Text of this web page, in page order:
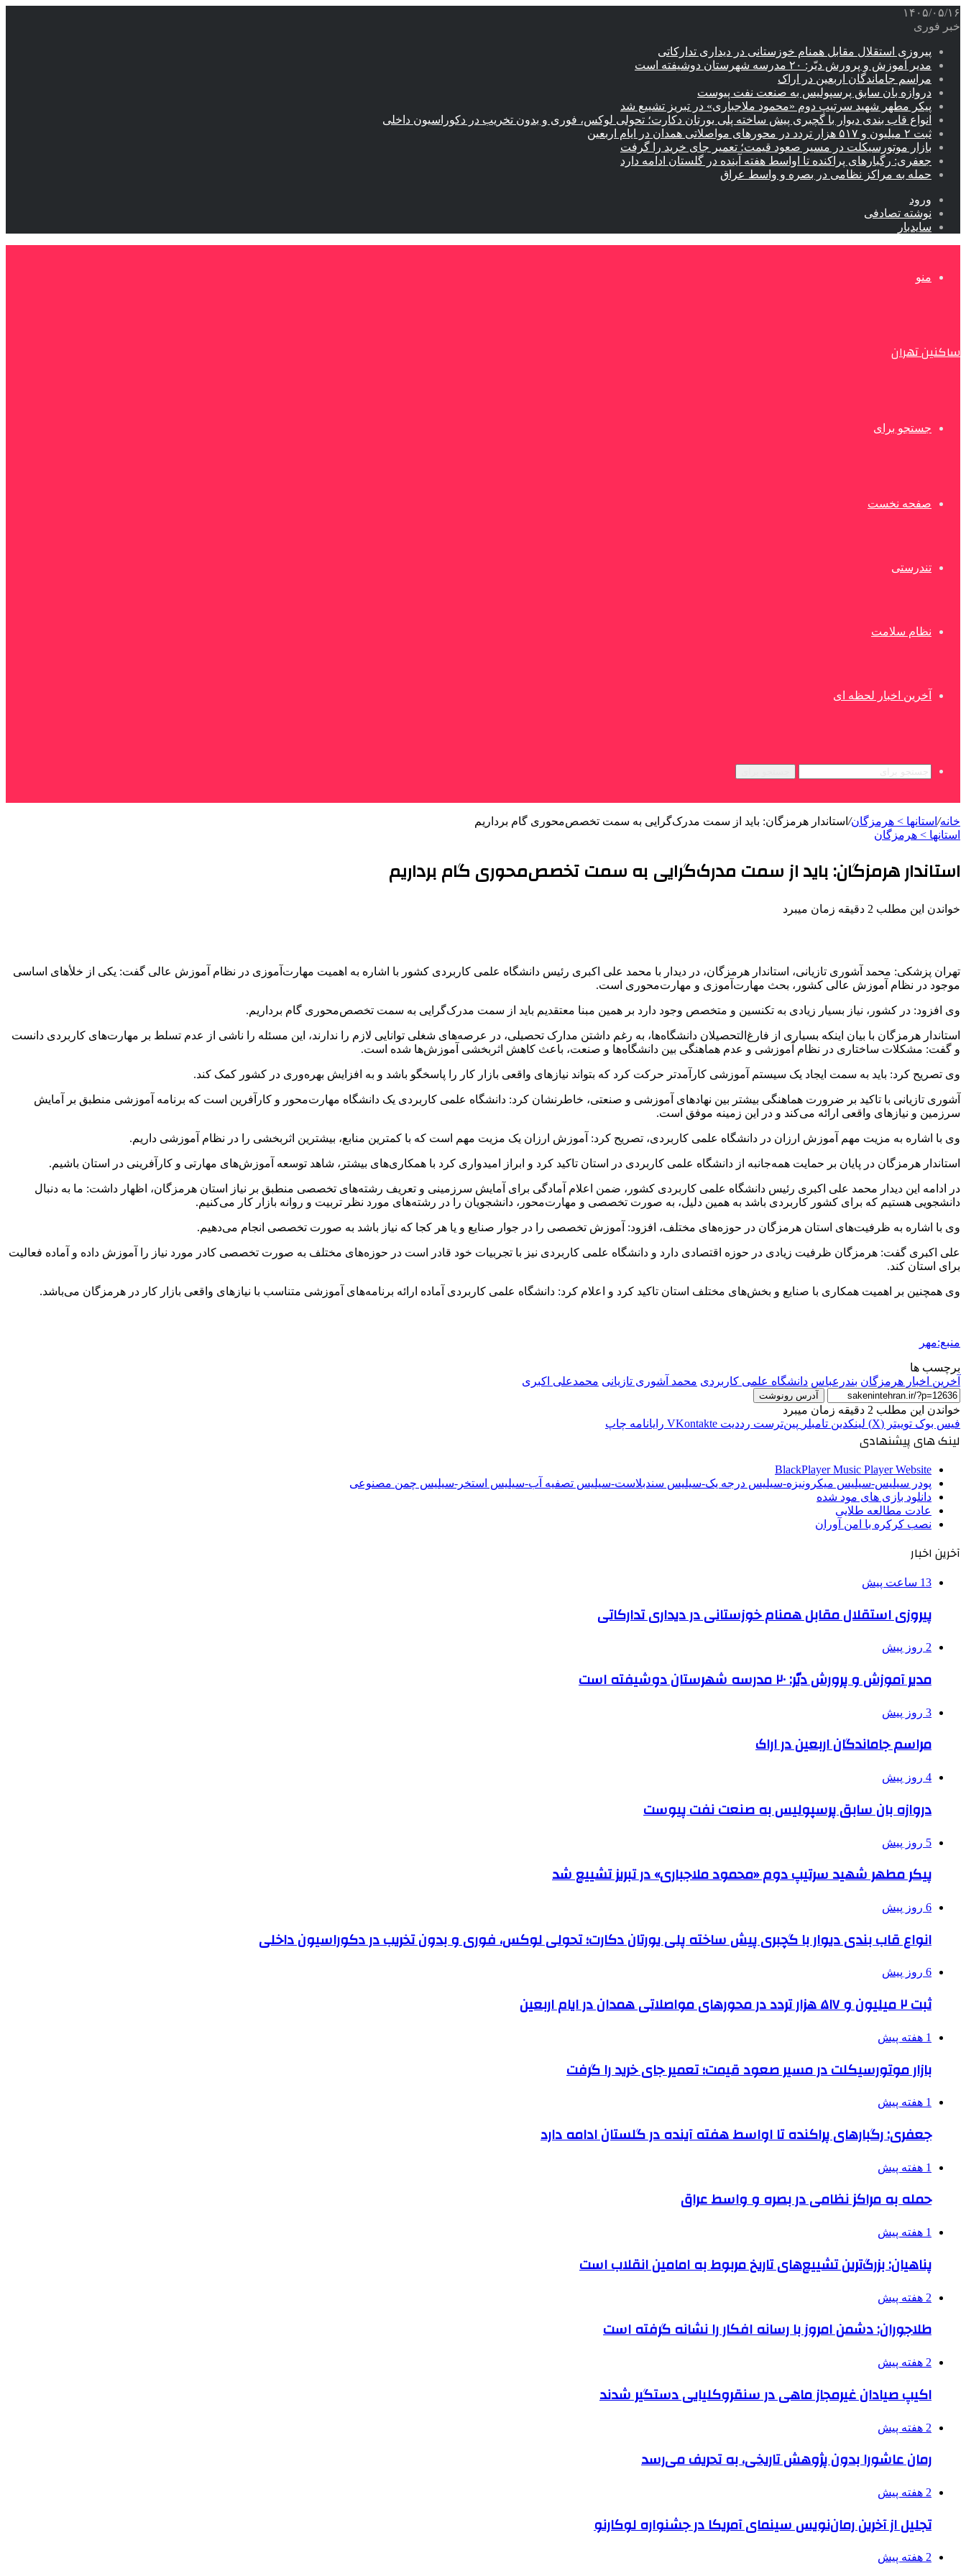
۱۴۰۵/۰۵/۱۶
خبر فوری
پیروزی استقلال مقابل همنام خوزستانی در دیداری تدارکاتی
مدیر آموزش و پرورش دیّر: ۲۰ مدرسه شهرستان دوشیفته است
مراسم جاماندگان اربعین در اراک
دروازه بان سابق پرسپولیس به صنعت نفت پیوست
پیکر مطهر شهید سرتیپ دوم «محمود ملاجباری» در تبریز تشییع شد
انواع قاب بندی دیوار با گچبری پیش ساخته پلی یورتان دکارت؛ تحولی لوکس، فوری و بدون تخریب در دکوراسیون داخلی
ثبت ۲ میلیون و ۵۱۷ هزار تردد در محورهای مواصلاتی همدان در ایام اربعین
بازار موتورسیکلت در مسیر صعود قیمت؛ تعمیر جای خرید را گرفت
جعفری: رگبارهای پراکنده تا اواسط هفته آینده در گلستان ادامه دارد
حمله به مراکز نظامی در بصره و واسط عراق
ورود
نوشته تصادفی
سایدبار
منو
ساکنین تهران
جستجو برای
صفحه نخست
تندرستی
نظام سلامت
آخرین اخبار لحظه ای
خانه/ استانها > هرمزگان/ استاندار هرمزگان: باید از سمت مدرک‌گرایی به سمت تخصص‌محوری گام برداریم
استانها > هرمزگان
استاندار هرمزگان: باید از سمت مدرک‌گرایی به سمت تخصص‌محوری گام برداریم
خواندن این مطلب 2 دقیقه زمان میبرد
تهران پزشکی: محمد آشوری تازیانی، استاندار هرمزگان، در دیدار با محمد علی اکبری رئیس دانشگاه علمی کاربردی کشور با اشاره به اهمیت مهارت‌آموزی در نظام آموزش عالی گفت: یکی از خلأهای اساسی
موجود در نظام آموزش عالی کشور، بحث مهارت‌آموزی و مهارت‌محوری است.
وی افزود: در کشور، نیاز بسیار زیادی به تکنسین و متخصص وجود دارد بر همین مبنا معتقدیم باید از سمت مدرک‌گرایی به سمت تخصص‌محوری گام برداریم.
استاندار هرمزگان با بیان اینکه بسیاری از فارغ‌التحصیلان دانشگاه‌ها، به رغم داشتن مدارک تحصیلی، در عرصه‌های شغلی توانایی لازم را ندارند، این مسئله را ناشی از عدم تسلط بر مهارت‌های کاربردی دانست
و گفت: مشکلات ساختاری در نظام آموزشی و عدم هماهنگی بین دانشگاه‌ها و صنعت، باعث کاهش اثربخشی آموزش‌ها شده است.
وی تصریح کرد: باید به سمت ایجاد یک سیستم آموزشی کارآمدتر حرکت کرد که بتواند نیازهای واقعی بازار کار را پاسخگو باشد و به افزایش بهره‌وری در کشور کمک کند.
آشوری تازیانی با تاکید بر ضرورت هماهنگی بیشتر بین نهادهای آموزشی و صنعتی، خاطرنشان کرد: دانشگاه علمی کاربردی یک دانشگاه مهارت‌محور و کارآفرین است که برنامه آموزشی منطبق بر آمایش
سرزمین و نیازهای واقعی ارائه می‌کند و در این زمینه موفق است.
وی با اشاره به مزیت مهم آموزش ارزان در دانشگاه علمی کاربردی، تصریح کرد: آموزش ارزان یک مزیت مهم است که با کمترین منابع، بیشترین اثربخشی را در نظام آموزشی داریم.
استاندار هرمزگان در پایان بر حمایت همه‌جانبه از دانشگاه علمی کاربردی در استان تاکید کرد و ابراز امیدواری کرد با همکاری‌های بیشتر، شاهد توسعه آموزش‌های مهارتی و کارآفرینی در استان باشیم.
در ادامه این دیدار محمد علی اکبری رئیس دانشگاه علمی کاربردی کشور، ضمن اعلام آمادگی برای آمایش سرزمینی و تعریف رشته‌های تخصصی منطبق بر نیاز استان هرمزگان، اظهار داشت: ما به دنبال
دانشجویی هستیم که برای کشور کاربردی باشد به همین دلیل، به صورت تخصصی و مهارت‌محور، دانشجویان را در رشته‌های مورد نظر تربیت و روانه بازار کار می‌کنیم.
وی با اشاره به ظرفیت‌های استان هرمزگان در حوزه‌های مختلف، افزود: آموزش تخصصی را در جوار صنایع و یا هر کجا که نیاز باشد به صورت تخصصی انجام می‌دهیم.
علی اکبری گفت: هرمزگان ظرفیت زیادی در حوزه اقتصادی دارد و دانشگاه علمی کاربردی نیز با تجربیات خود قادر است در حوزه‌های مختلف به صورت تخصصی کادر مورد نیاز را آموزش داده و آماده فعالیت
برای استان کند.
وی همچنین بر اهمیت همکاری با صنایع و بخش‌های مختلف استان تاکید کرد و اعلام کرد: دانشگاه علمی کاربردی آماده ارائه برنامه‌های آموزشی متناسب با نیازهای واقعی بازار کار در هرمزگان می‌باشد.
منبع:مهر
برچسب ها
آخرین اخبار هرمزگان بندرعباس دانشگاه علمی کاربردی محمد آشوری تازیانی محمدعلی اکبری
آدرس رونوشت
خواندن این مطلب 2 دقیقه زمان میبرد
فیس بوک توییتر (X) لینکدین ‫تامبلر ‫پین‌ترست ‫رددیت ‫VKontakte رایانامه چاپ
لینک های پیشنهادی
BlackPlayer Music Player Website
پودر سیلیس-سیلیس میکرونیزه-سیلیس درجه یک-سیلیس سندبلاست-سیلیس تصفیه آب-سیلیس استخر-سیلیس چمن مصنوعی
دانلود بازی های مود شده
عادت مطالعه طلایی
نصب کرکره با امن آوران
آخرین اخبار
13 ساعت پیش
پیروزی استقلال مقابل همنام خوزستانی در دیداری تدارکاتی
2 روز پیش
مدیر آموزش و پرورش دیّر: ۲۰ مدرسه شهرستان دوشیفته است
3 روز پیش
مراسم جاماندگان اربعین در اراک
4 روز پیش
دروازه بان سابق پرسپولیس به صنعت نفت پیوست
5 روز پیش
پیکر مطهر شهید سرتیپ دوم «محمود ملاجباری» در تبریز تشییع شد
6 روز پیش
انواع قاب بندی دیوار با گچبری پیش ساخته پلی یورتان دکارت؛ تحولی لوکس، فوری و بدون تخریب در دکوراسیون داخلی
6 روز پیش
ثبت ۲ میلیون و ۵۱۷ هزار تردد در محورهای مواصلاتی همدان در ایام اربعین
1 هفته پیش
بازار موتورسیکلت در مسیر صعود قیمت؛ تعمیر جای خرید را گرفت
1 هفته پیش
جعفری: رگبارهای پراکنده تا اواسط هفته آینده در گلستان ادامه دارد
1 هفته پیش
حمله به مراکز نظامی در بصره و واسط عراق
1 هفته پیش
پناهیان: بزرگ‌ترین تشییع‌های تاریخ مربوط به امامین انقلاب است
2 هفته پیش
طلاجوران: دشمن امروز با رسانه افکار را نشانه گرفته است
2 هفته پیش
اکیپ صیادان غیرمجاز ماهی در سنقروکلیایی دستگیر شدند
2 هفته پیش
رمان عاشورا بدون پژوهش تاریخی، به تحریف می‌رسد
2 هفته پیش
تجلیل از آخرین رمان‌نویس سینمای آمریکا در جشنواره لوکارنو
2 هفته پیش